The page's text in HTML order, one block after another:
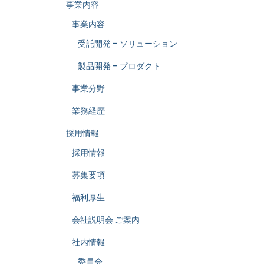
事業内容
事業内容
受託開発 – ソリューション
製品開発 – プロダクト
事業分野
業務経歴
採用情報
採用情報
募集要項
福利厚生
会社説明会 ご案内
社内情報
委員会